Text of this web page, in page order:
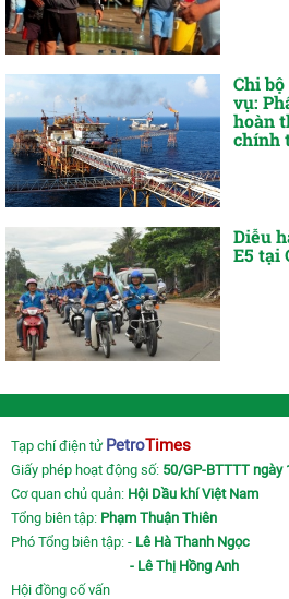
Chi
vụ:
hoàn
chính
Diễu
E5 tại
Tạp chí điện tử PetroTimes
Giấy phép hoạt động số: 50/GP-BTTTT ngày
Cơ quan chủ quản: Hội Dầu khí Việt Nam
Tổng biên tập: Phạm Thuận Thiên
Phó Tổng biên tập: - Lê Hà Thanh Ngọc
- Lê Thị Hồng Anh
Hội đồng cố vấn